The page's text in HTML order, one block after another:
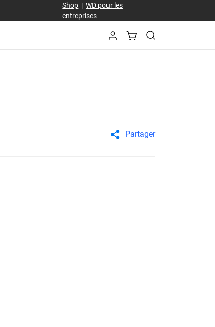
Shop |WD pour les
entreprises
Partager